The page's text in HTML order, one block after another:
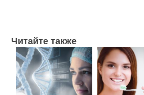
Читайте также